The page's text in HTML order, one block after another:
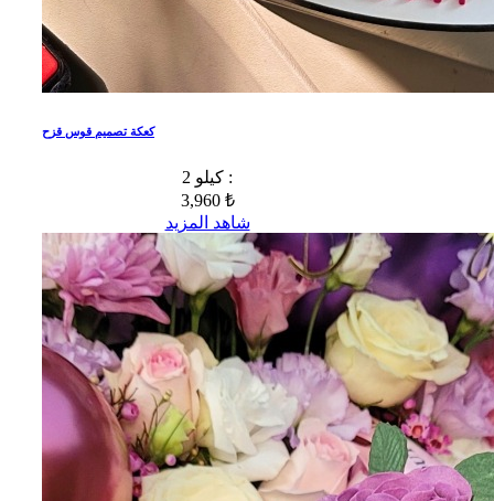
كعكة تصميم قوس قزح
2 كيلو :
3,960 ₺
شاهد المزيد